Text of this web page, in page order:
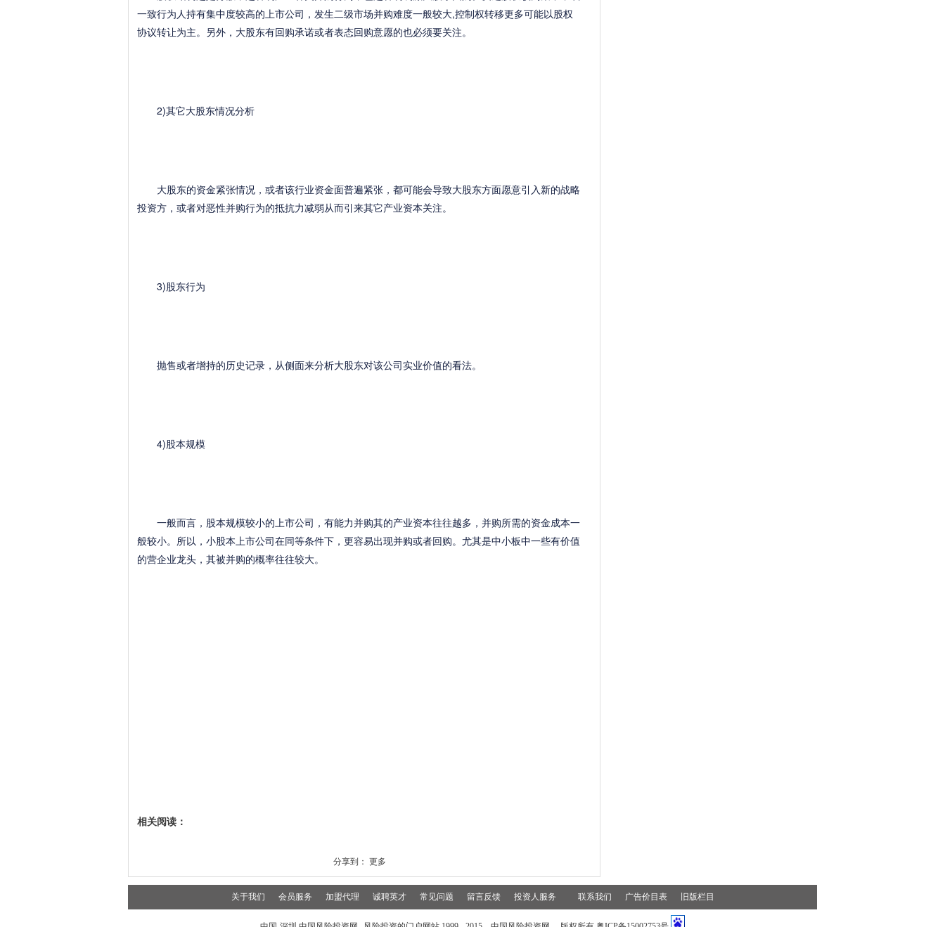
一致行为人持有集中度较高的上市公司，发生二级市场并购难度一般较大,控制权转移更多可能以股权
协议转让为主。另外，大股东有回购承诺或者表态回购意愿的也必须要关注。
2)其它大股东情况分析
大股东的资金紧张情况，或者该行业资金面普遍紧张，都可能会导致大股东方面愿意引入新的战略
投资方，或者对恶性并购行为的抵抗力减弱从而引来其它产业资本关注。
3)股东行为
抛售或者增持的历史记录，从侧面来分析大股东对该公司实业价值的看法。
4)股本规模
一般而言，股本规模较小的上市公司，有能力并购其的产业资本往往越多，并购所需的资金成本一
般较小。所以，小股本上市公司在同等条件下，更容易出现并购或者回购。尤其是中小板中一些有价值
的营企业龙头，其被并购的概率往往较大。
相关阅读：
分享到： 更多
关于我们 会员服务 加盟代理 诚聘英才 常见问题 留言反馈 投资人服务 联系我们 广告价目表 旧版栏目